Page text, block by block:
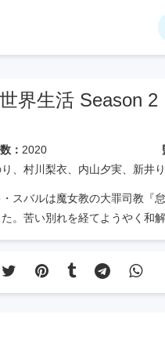
界生活 Season 2
： 2020
、村川梨衣、内山夕実、新井
スバルは魔女教の大罪司教『
。苦い別れを経てようやく和
的な危機、そして容赦なく襲